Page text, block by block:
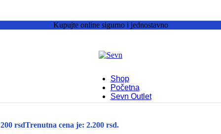
Kupujte online sigurno i jednostavno
Shop
Početna
Sevn Outlet
rsdTrenutna cena je: 2.200 rsd.